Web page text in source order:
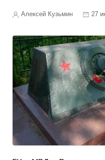
Алексей Кузьмин 27